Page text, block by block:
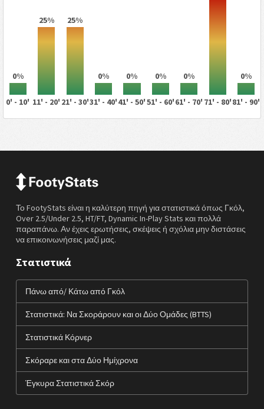
0%
25% 25%
0% 0% 0% 0% 0%
0' - 10' 11' - 20' 21' - 30'31' - 40'41' - 50'51' - 60'61' - 70' 71' - 80'81' - 90'
Το FootyStats είναι η καλύτερη πηγή για στατιστικά όπως Γκόλ,
Over 2.5/Under 2.5, HT/FT, Dynamic In-Play Stats και πολλά
παραπάνω. Αν έχεις ερωτήσεις, σκέψεις ή σχόλια μην διστάσεις
να επικοινωνήσεις μαζί μας.
Στατιστικά
Πάνω από/ Κάτω από Γκόλ
Στατιστικά: Να Σκοράρουν και οι Δύο Ομάδες (BTTS)
Στατιστικά Κόρνερ
Σκόραρε και στα Δύο Ημίχρονα
Έγκυρα Στατιστικά Σκόρ